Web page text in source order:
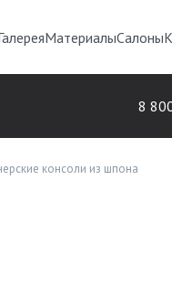
МатериалыСалоны
8
консоли из шпона